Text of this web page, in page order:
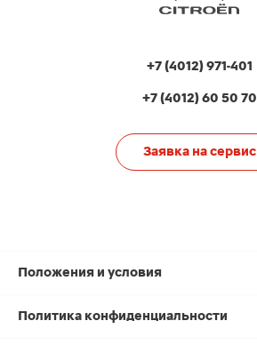
+7 (4012) 971-401
+7 (4012) 60 50 70
Заявка на сервис
Положения и условия
Политика конфиденциальности